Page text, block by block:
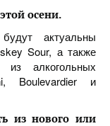
осени.
актуальны
Sour, а также
из алкогольных
Boulevardier и
из нового или